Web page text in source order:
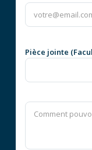
Pièce jointe